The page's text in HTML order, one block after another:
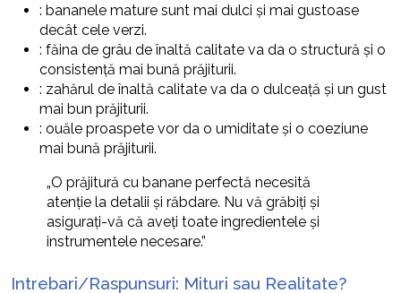
: bananele mature sunt mai dulci și mai gustoase
decât cele verzi.
: făina de grâu de înaltă calitate va da o structură și o
consistență mai bună prăjiturii.
: zahărul de înaltă calitate va da o dulceață și un gust
mai bun prăjiturii.
: ouăle proaspete vor da o umiditate și o coeziune
mai bună prăjiturii.
„O prăjitură cu banane perfectă necesită
atenție la detalii și răbdare. Nu vă grăbiți și
asigurați-vă că aveți toate ingredientele și
instrumentele necesare.”
Intrebari/Raspunsuri: Mituri sau Realitate?